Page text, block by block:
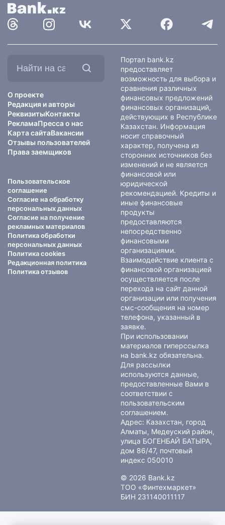
О проекте
Редакция и авторы
РеквизитыКонтакты
РекламаПресса о нас
Карта сайтаВакансии
Отзывы пользователей
Права заемщиков
Пользовательское
соглашение
Согласие на обработку
персональных данных
Согласие на получение
рекламных материалов
Политика обработки
персональных данных
Политика cookies
Редакционная политика
Политика отзывов
Портал bank.kz
предоставляет
возможность для выбора и
сравнения различных
финансовых предложений
финансовых организаций,
действующих в Республике
Казахстан. Информация
носит справочный
характер, получена из
сторонних источников без
изменений и не является
финансовой или
юридической
рекомендацией. Кредиты и
иные финансовые
продукты
предоставляются
непосредственно
финансовыми
организациями.
Взаимодействие клиента с
финансовой организацией
осуществляется после
перехода на сайт данной
организации или получения
смс-сообщения на номер
телефона, указанный в
заявке.
При использовании
материалов гиперссылка
на bank.kz обязательна.
Для рассылки
используются данные,
предоставленные Вами в
соответствии с
пользовательским
соглашением.
Адрес: Казахстан, город
Алматы, Медеуский район,
улица БОГЕНБАЙ БАТЫРА,
дом 86/47, почтовый
индекс 050010
© 2026 Bank.kz
ТОО «Финтехмаркет»
БИН 231140011117